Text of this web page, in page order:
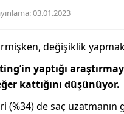
03.01.2023
değişiklik
yaptığı
kattığını düşünüyor.
(%34) de saç